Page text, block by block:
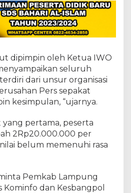
,
U
s
u
a
n
R
5
M
l
a
g
a
dipimpin oleh Ketua IWO
seluruh
dari unsur organisasi
Pers sepakat
kesimpulan, “ujarnya.
pertama, peserta
2Rp20.000.000 per
belum memenuhi rasa
Pemkab Lampung
dan Kesbangpol